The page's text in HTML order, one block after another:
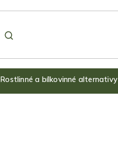
Rostlinné a bílkovinné alternativy